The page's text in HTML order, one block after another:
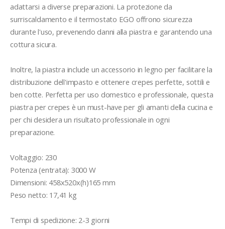
adattarsi a diverse preparazioni. La protezione da
surriscaldamento e il termostato EGO offrono sicurezza
durante l'uso, prevenendo danni alla piastra e garantendo una
cottura sicura.
Inoltre, la piastra include un accessorio in legno per facilitare la
distribuzione dell'impasto e ottenere crepes perfette, sottili e
ben cotte. Perfetta per uso domestico e professionale, questa
piastra per crepes è un must-have per gli amanti della cucina e
per chi desidera un risultato professionale in ogni
preparazione.
Voltaggio: 230
Potenza (entrata): 3000 W
Dimensioni: 458x520x(h)165 mm
Peso netto: 17,41 kg